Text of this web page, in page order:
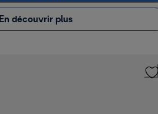
En découvrir plus